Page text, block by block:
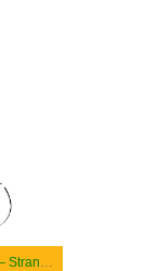
Hudební Nástroje – Strana 6